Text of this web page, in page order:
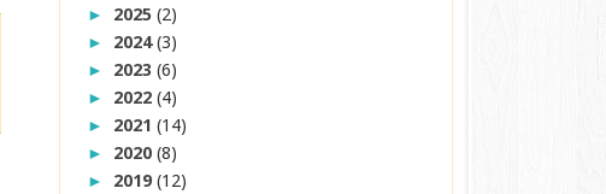
► 2025(2)
► 2024(3)
► 2023(6)
► 2022(4)
► 2021(14)
► 2020(8)
► 2019(12)